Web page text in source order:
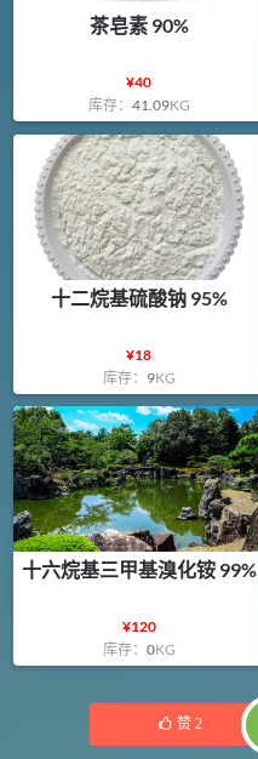
茶皂素 90%
¥40
库存： 41.09KG
十二烷基硫酸钠 95%
¥18
库存： 9KG
十六烷基三甲基溴化铵 99%
¥120
库存： 0KG
赞 2